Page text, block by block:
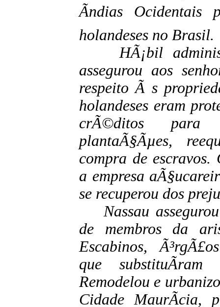
Ãndias
holandeses no Brasil.
HÃ¡bil
assegurou aos
respeito Ã s
holandeses eram
crÃ©ditos para
plantaÃ§Ãµes,
compra de escravos.
a empresa
se recuperou dos
Nassau
de membros da
Escabinos,
que substituÃ­ram
Remodelou e
Cidade MaurÃ­cia,